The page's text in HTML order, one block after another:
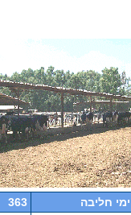
ימי חליבה
363